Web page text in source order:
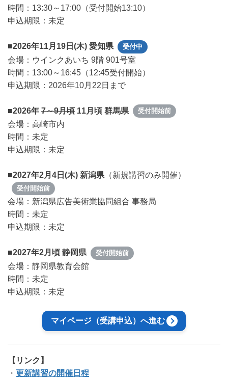
時間：13:30～17:00（受付開始13:10）
申込期限：未定
■2026年11月19日(木) 愛知県 受付中
会場：ウインクあいち 9階 901号室
時間：13:00～16:45（12:45受付開始）
申込期限：2026年10月22日まで
■2026年 7～9月頃 11月頃 群馬県 受付開始前
会場：高崎市内
時間：未定
申込期限：未定
■2027年2月4日(木) 新潟県 （新規講習のみ開催）
受付開始前
会場：新潟県広告美術業協同組合 事務局
時間：未定
申込期限：未定
■2027年2月頃 静岡県 受付開始前
会場：静岡県教育会館
時間：未定
申込期限：未定
マイページ（受講申込）へ進む
【リンク】
・ 更新講習の開催日程